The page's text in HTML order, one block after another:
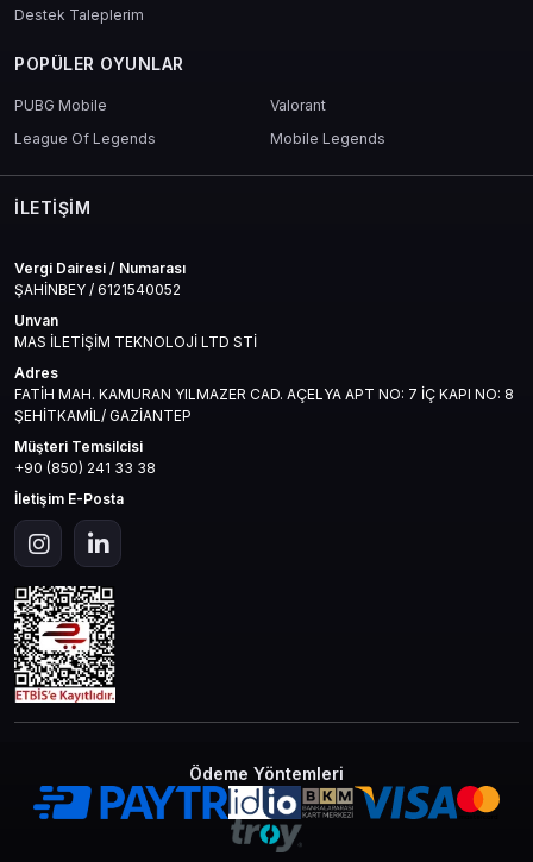
Destek Taleplerim
POPÜLER OYUNLAR
PUBG Mobile
Valorant
League Of Legends
Mobile Legends
İLETIŞIM
Vergi Dairesi / Numarası
ŞAHİNBEY / 6121540052
Unvan
MAS İLETİŞİM TEKNOLOJİ LTD STİ
Adres
FATİH MAH. KAMURAN YILMAZER CAD. AÇELYA APT NO: 7 İÇ KAPI NO: 8
ŞEHİTKAMİL/ GAZİANTEP
Müşteri Temsilcisi
+90 (850) 241 33 38
İletişim E-Posta
Ödeme Yöntemleri